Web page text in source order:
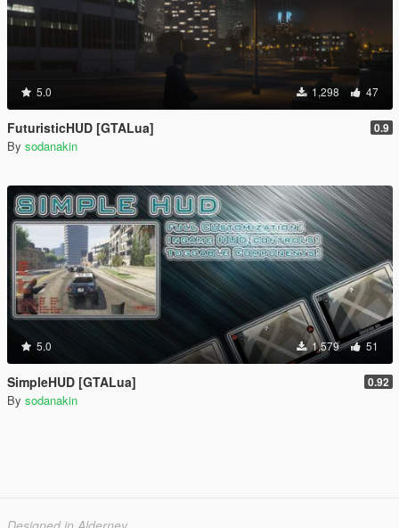
5.0 1,298 47
FuturisticHUD [GTALua] 0.9
By sodanakin
5.0 1,579 51
SimpleHUD [GTALua] 0.92
By sodanakin